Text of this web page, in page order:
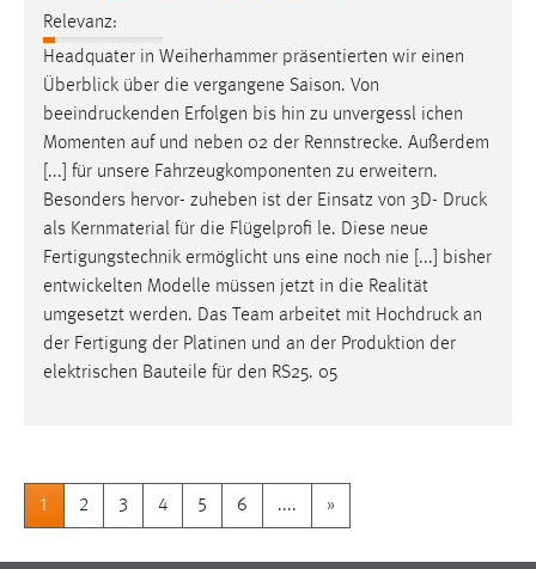
Relevanz:
Headquater in Weiherhammer präsentierten wir einen
Überblick über die vergangene Saison. Von
beeindruckenden Erfolgen bis hin zu unvergessl ichen
Momenten auf und neben 02 der Rennstrecke. Außerdem
[...] für unsere Fahrzeugkomponenten zu erweitern.
Besonders hervor- zuheben ist der Einsatz von 3D- Druck
als Kernmaterial für die Flügelprofi le. Diese neue
Fertigungstechnik ermöglicht uns eine noch nie [...] bisher
entwickelten Modelle müssen jetzt in die Realität
umgesetzt werden. Das Team arbeitet mit Hochdruck an
der Fertigung der Platinen und an der Produktion der
elektrischen Bauteile für den RS25. 05
1 2 3 4 5 6 .... »